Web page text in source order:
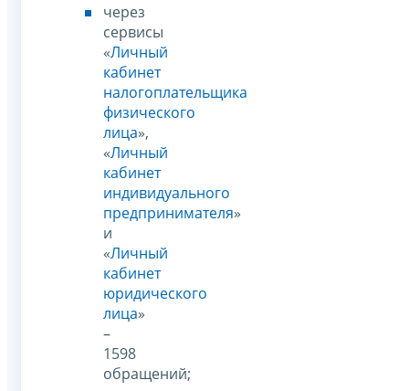
через
сервисы
«Личный
кабинет
налогоплательщика
физического
лица»,
«Личный
кабинет
индивидуального
предпринимателя»
и
«Личный
кабинет
юридического
лица»
–
1598
обращений;